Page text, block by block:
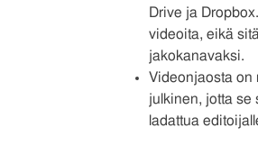
Drive ja
videoita, eikä
jakokanavaksi.
Videonjaosta on
julkinen, jotta se
ladattua